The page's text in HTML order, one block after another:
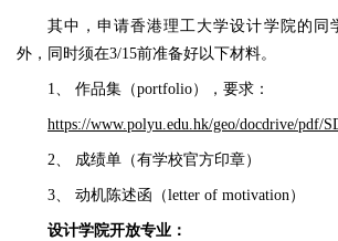
其中，申请香港理工大学设计学院的同
外，同时须在3/15前准备好以下材料。
1、 作品集（portfolio），要求：
https://www.polyu.edu.hk/geo/docdrive/pdf/
2、 成绩单（有学校官方印章）
3、 动机陈述函（letter of motivation）
设计学院开放专业：